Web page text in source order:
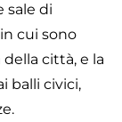
sale di
cui sono
città, e la
balli civici,